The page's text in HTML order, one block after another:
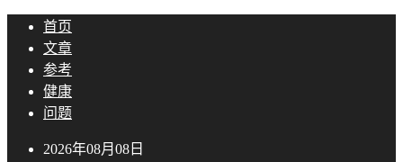
首页
文章
参考
健康
问题
2026年08月08日